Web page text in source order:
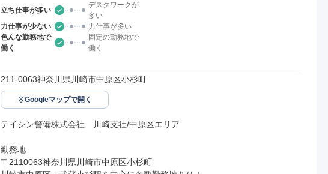
立ち仕事が多い
デスクワークが
多い
力仕事が少ない
力仕事が多い
色んな勤務地で
働く
固定の勤務地で
働く
211-0063神奈川県川崎市中原区小杉町
Googleマップで開く
テイシン警備株式会社　川崎支社/中原区エリア
勤務地
〒2110063神奈川県川崎市中原区小杉町